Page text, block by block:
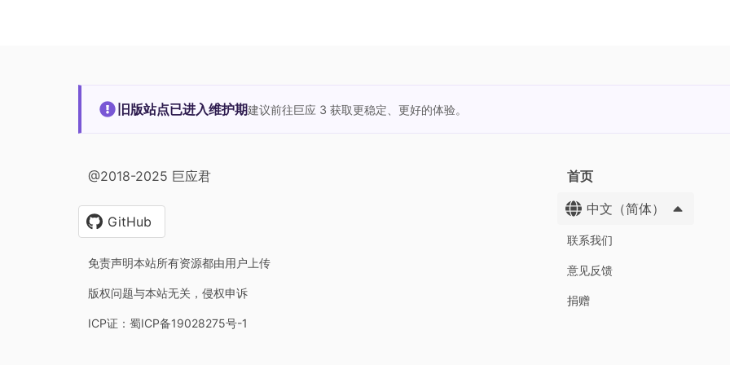
旧版站点已进入维护期建议前往巨应 3 获取更稳定、更好的体验。
@2018-2025 巨应君
GitHub
免责声明本站所有资源都由用户上传
版权问题与本站无关，侵权申诉
ICP证：蜀ICP备19028275号-1
首页
中文（简体）
联系我们
意见反馈
捐赠